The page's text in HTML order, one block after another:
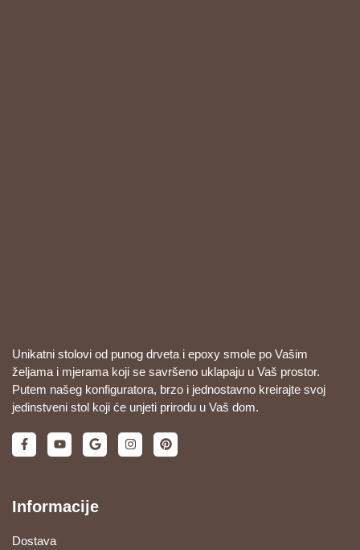
Unikatni stolovi od punog drveta i epoxy smole po Vašim
željama i mjerama koji se savršeno uklapaju u Vaš prostor.
Putem našeg konfiguratora, brzo i jednostavno kreirajte svoj
jedinstveni stol koji će unjeti prirodu u Vaš dom.
Informacije
Dostava